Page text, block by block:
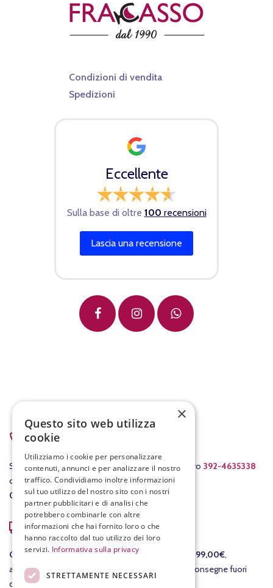
Condizioni di vendita
Spedizioni
Eccellente
Sulla base di oltre 100 recensioni
Lascia una recensione
PER ASSISTENZA
Scrivici ainfo@fracassovini.comoppure al numero 392-4635338
dal lunedì al venerdì con orario
08:00-12:30/15:00-19:00.
COSTI DI SPEDIZIONE
GRATISper le consegne in Italia per ordini sopra i 99,00€,
altrimenti il costo della consegna è di 7,90€. Per consegne fuori
dall'Italia ti invieremo un preventivo separato.
×
Questo sito web utilizza
cookie
Utilizziamo i cookie per personalizzare
contenuti, annunci e per analizzare il nostro
traffico. Condividiamo inoltre informazioni
sul tuo utilizzo del nostro sito con i nostri
partner pubblicitari e di analisi che
potrebbero combinarle con altre
informazioni che hai fornito loro o che
hanno raccolto dal tuo utilizzo dei loro
servizi. Informativa sulla privacy
STRETTAMENTE NECESSARI